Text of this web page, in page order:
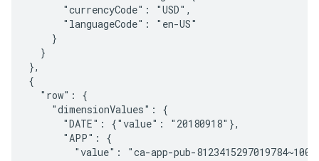
      "currencyCode": "USD",
      "languageCode": "en-US"
    }
  }
},
{
  "row": {
    "dimensionValues": {
      "DATE": {"value": "20180918"},
      "APP": {
"value": "ca-app-pub-